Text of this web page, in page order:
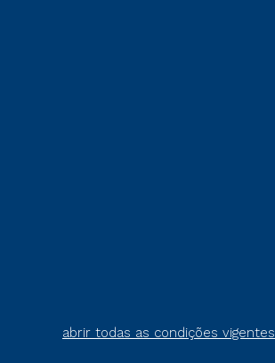
abrir todas as condições vigentes